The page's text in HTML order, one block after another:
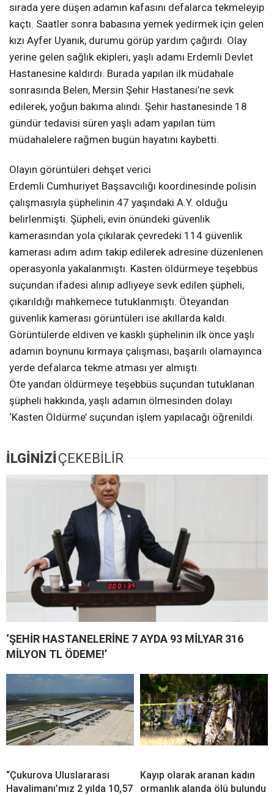
sırada yere düşen adamın kafasını defalarca tekmeleyip
kaçtı. Saatler sonra babasına yemek yedirmek için gelen
kızı Ayfer Uyanık, durumu görüp yardım çağırdı. Olay
yerine gelen sağlık ekipleri, yaşlı adamı Erdemli Devlet
Hastanesine kaldırdı. Burada yapılan ilk müdahale
sonrasında Belen, Mersin Şehir Hastanesi’ne sevk
edilerek, yoğun bakıma alındı. Şehir hastanesinde 18
gündür tedavisi süren yaşlı adam yapılan tüm
müdahalelere rağmen bugün hayatını kaybetti.
Olayın görüntüleri dehşet verici
Erdemli Cumhuriyet Başsavcılığı koordinesinde polisin
çalışmasıyla şüphelinin 47 yaşındaki A.Y. olduğu
belirlenmişti. Şüpheli, evin önündeki güvenlik
kamerasından yola çıkılarak çevredeki 114 güvenlik
kamerası adım adım takip edilerek adresine düzenlenen
operasyonla yakalanmıştı. Kasten öldürmeye teşebbüs
suçundan ifadesi alınıp adliyeye sevk edilen şüpheli,
çıkarıldığı mahkemece tutuklanmıştı. Öteyandan
güvenlik kamerası görüntüleri ise akıllarda kaldı.
Görüntülerde eldiven ve kasklı şüphelinin ilk önce yaşlı
adamın boynunu kırmaya çalışması, başarılı olamayınca
yerde defalarca tekme atması yer almıştı.
Öte yandan öldürmeye teşebbüs suçundan tutuklanan
şüpheli hakkında, yaşlı adamın ölmesinden dolayı
‘Kasten Öldürme’ suçundan işlem yapılacağı öğrenildi.
İLGİNİZİÇEKEBİLİR
‘ŞEHİR HASTANELERİNE 7 AYDA 93 MİLYAR 316
MİLYON TL ÖDEME!’
“Çukurova Uluslararası
Havalimanı’mız 2 yılda 10,57
Kayıp olarak aranan kadın
ormanlık alanda ölü bulundu